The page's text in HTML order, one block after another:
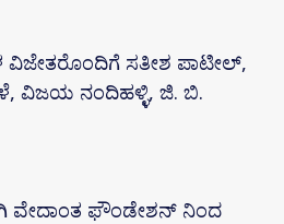
ವಿಜೇತರೊಂದಿಗೆ ಸತೀಶ ಪಾಟೀಲ್,
ವಿಜಯ ನಂದಿಹಳ್ಳಿ, ಜಿ. ಬಿ.
ವೇದಾಂತ ಫೌಂಡೇಶನ್ ನಿಂದ